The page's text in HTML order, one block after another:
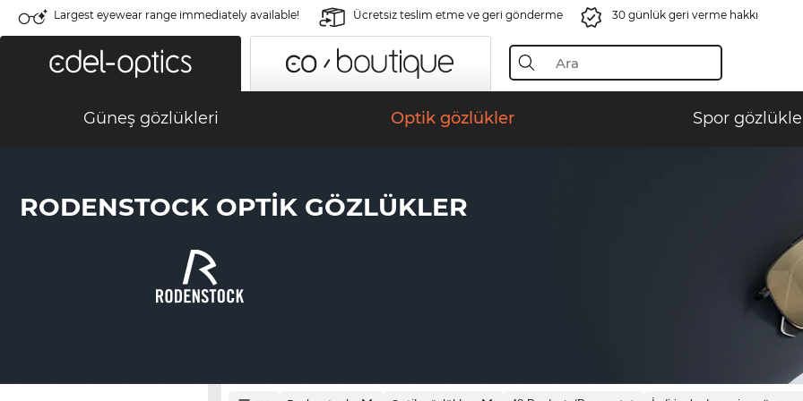
Largest eyewear range immediately available! Ücretsiz teslim etme ve geri gönderme 30 günlük geri verme hakkı
Güneş gözlükleri Optik gözlükler Spor
RODENSTOCK OPTIK GÖZLÜKLER